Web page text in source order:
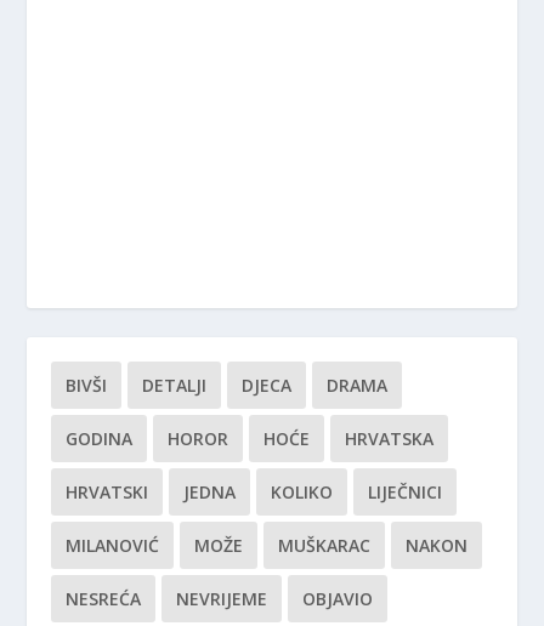
BIVŠI DETALJI DJECA DRAMA
GODINA HOROR HOĆE HRVATSKA
HRVATSKI JEDNA KOLIKO LIJEČNICI
MILANOVIĆ MOŽE MUŠKARAC NAKON
NESREĆA NEVRIJEME OBJAVIO